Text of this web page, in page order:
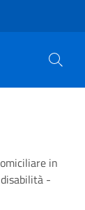
in
-